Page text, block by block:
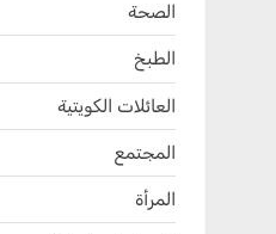
الصحة
الطبخ
العائلات الكويتية
المجتمع
المرأة